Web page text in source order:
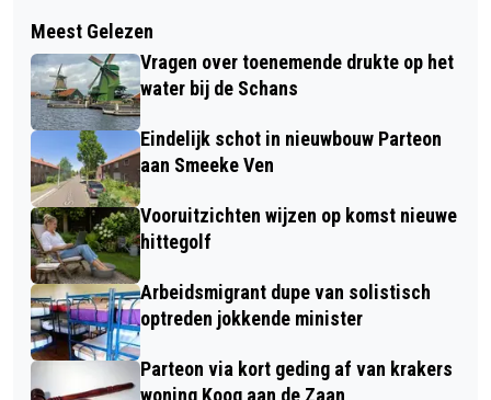
GROTE GRONDEIGENAREN
SLUISKWARTIER MAKEN PLANNEN
VOOR WONINGBOUW
SPORTSCHOOL EN 'T ZAANS
STATIONNETJE LANGER OP
TIJDELIJKE PLEK IN
WESTERWATERING
Meest Gelezen
Vragen over toenemende drukte op het
water bij de Schans
Eindelijk schot in nieuwbouw Parteon
aan Smeeke Ven
Vooruitzichten wijzen op komst nieuwe
hittegolf
Arbeidsmigrant dupe van solistisch
optreden jokkende minister
Parteon via kort geding af van krakers